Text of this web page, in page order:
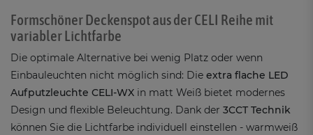
Formschöner Deckenspot aus der CELI Reihe mit
variabler Lichtfarbe
Die optimale Alternative bei wenig Platz oder wenn
Einbauleuchten nicht möglich sind: Die extra flache LED
Aufputzleuchte CELI-WX in matt Weiß bietet modernes
Design und flexible Beleuchtung. Dank der 3CCT Technik
können Sie die Lichtfarbe individuell einstellen - warmweiß